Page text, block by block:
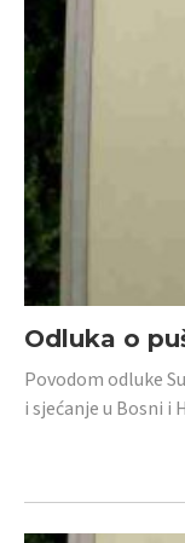
Odluka o
Povodom odluke
i sjećanje u Bosni